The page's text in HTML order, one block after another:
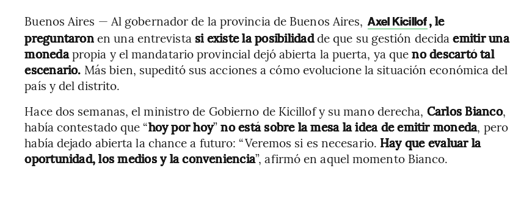
Buenos Aires — Al gobernador de la provincia de Buenos Aires, Axel Kicillof, le
preguntaronen una entrevista si existe la posibilidadde que su gestión decidaemitir una
monedapropia y el mandatario provincial dejó abierta la puerta, ya queno descartó tal
escenario. Más bien, supeditó sus acciones a cómo evolucione la situación económica del
país y del distrito.
Hace dos semanas, el ministro de Gobierno de Kicillof y su mano derecha, Carlos Bianco,
había contestado que “hoy por hoy”no está sobre la mesa la idea de emitir moneda, pero
había dejado abierta la chance a futuro: “Veremos si es necesario. Hay que evaluar la
oportunidad, los medios y la conveniencia”, afirmó en aquel momento Bianco.